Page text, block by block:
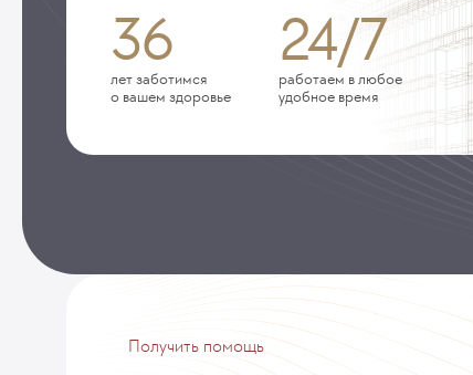
36
лет заботимся
о вашем здоровье
24/7
работаем в любое
удобное время
Получить помощь